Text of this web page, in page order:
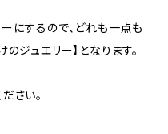
にするので、どれも一点も
ジュエリー】となります。
さい。